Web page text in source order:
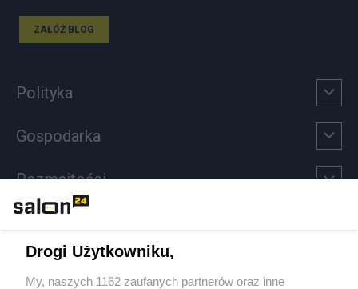
ZAŁÓŻ BLOG
Polityka
Gospodarka
Rozmaitości
Sport
Drogi Użytkowniku,
My, naszych 1162 zaufanych partnerów oraz inne